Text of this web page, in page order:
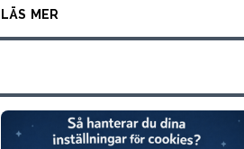
läs mer